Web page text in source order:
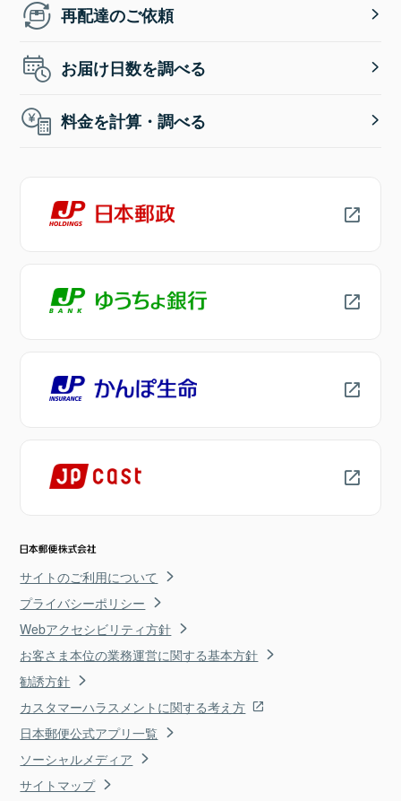
再配達のご依頼
お届け日数を調べる
料金を計算・調べる
サイトのご利用について
プライバシーポリシー
Webアクセシビリティ方針
お客さま本位の業務運営に関する基本方針
勧誘方針
カスタマーハラスメントに関する考え方
日本郵便公式アプリ一覧
ソーシャルメディア
サイトマップ